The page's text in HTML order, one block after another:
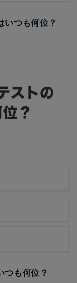
いつも何位？
つも何位？